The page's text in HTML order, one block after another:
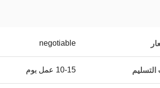
negotiable
10-15 عمل يوم